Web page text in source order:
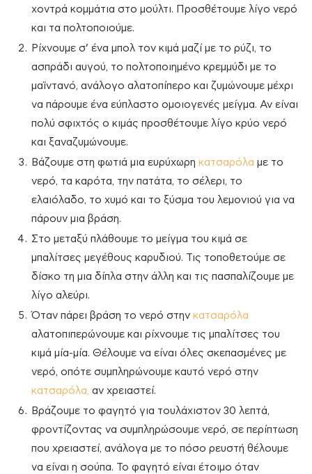
χοντρά κομμάτια στο μούλτι. Προσθέτουμε λίγο νερό
και τα πολτοποιούμε.
Ρίχνουμε σ’ ένα μπολ τον κιμά μαζί με το ρύζι, το
ασπράδι αυγού, το πολτοποιημένο κρεμμύδι με το
μαϊντανό, ανάλογο αλατοπίπερο και ζυμώνουμε μέχρι
να πάρουμε ένα εύπλαστο ομοιογενές μείγμα. Αν είναι
πολύ σφιχτός ο κιμάς προσθέτουμε λίγο κρύο νερό
και ξαναζυμώνουμε.
Βάζουμε στη φωτιά μια ευρύχωρη κατσαρόλα με το
νερό, τα καρότα, την πατάτα, το σέλερι, το
ελαιόλαδο, το χυμό και το ξύσμα του λεμονιού για να
πάρουν μια βράση.
Στο μεταξύ πλάθουμε το μείγμα του κιμά σε
μπαλίτσες μεγέθους καρυδιού. Τις τοποθετούμε σε
δίσκο τη μια δίπλα στην άλλη και τις πασπαλίζουμε με
λίγο αλεύρι.
Όταν πάρει βράση το νερό στην κατσαρόλα
αλατοπιπερώνουμε και ρίχνουμε τις μπαλίτσες του
κιμά μία-μία. Θέλουμε να είναι όλες σκεπασμένες με
νερό, οπότε συμπληρώνουμε καυτό νερό στην
κατσαρόλα, αν χρειαστεί.
Βράζουμε το φαγητό για τουλάχιστον 30 λεπτά,
φροντίζοντας να συμπληρώσουμε νερό, σε περίπτωση
που χρειαστεί, ανάλογα με το πόσο ρευστή θέλουμε
να είναι η σούπα. Το φαγητό είναι έτοιμο όταν